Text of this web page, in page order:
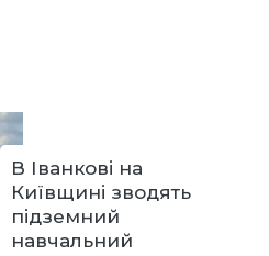
В Іванкові на
Київщині зводять
підземний
навчальний